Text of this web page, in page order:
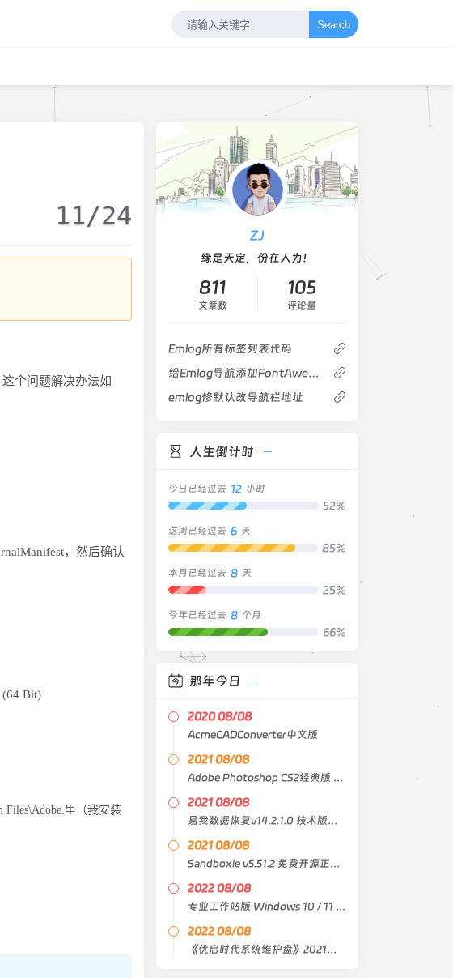
Search
11/24
个问题解决办法如
，然后确认
(64 Bit)
Files\Adobe.里（我安装
ZJ
缘是天定，份在人为！
811
文章数
105
评论量
Emlog所有标签列表代码
给Emlog导航添加FontAwesome图标
emlog修默认改导航栏地址
人生倒计时
今日已经过去 12 小时
52%
这周已经过去 6 天
85%
本月已经过去 8 天
25%
今年已经过去 8 个月
66%
那年今日
2020 08/08
AcmeCADConverter中文版
2021 08/08
Adobe Photoshop CS2经典版 中文原版
2021 08/08
易我数据恢复v14.2.1.0 技术版绿色版
2021 08/08
Sandboxie v5.51.2 免费开源正式版
2022 08/08
专业工作站版 Windows 10 / 11 21H2 Lite X64 4in1
2022 08/08
《优启时代系统维护盘》2021臻藏版